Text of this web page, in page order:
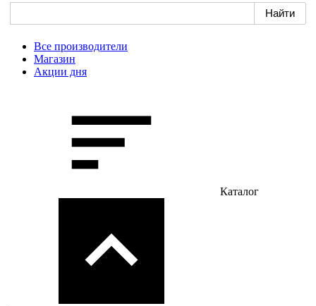
Все производители
Магазин
Акции дня
Каталог